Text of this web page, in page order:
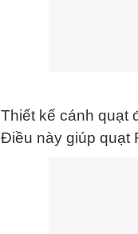
Thiết kế cánh quạt
Điều này giúp quạt